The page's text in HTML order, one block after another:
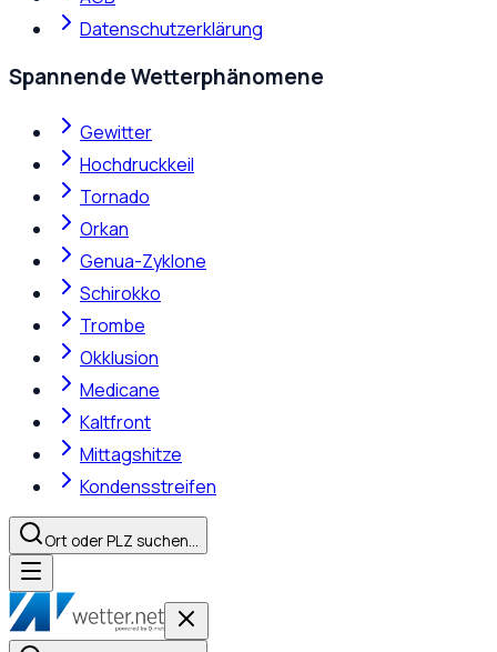
Datenschutzerklärung
Spannende Wetterphänomene
Gewitter
Hochdruckkeil
Tornado
Orkan
Genua-Zyklone
Schirokko
Trombe
Okklusion
Medicane
Kaltfront
Mittagshitze
Kondensstreifen
Ort oder PLZ suchen…